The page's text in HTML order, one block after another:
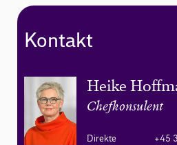
Kontakt
Heike
Chefkonsulent
Direkte
+45